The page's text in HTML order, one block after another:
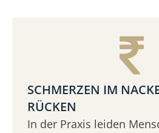
SCHMERZEN IM
RÜCKEN
In der Praxis leiden